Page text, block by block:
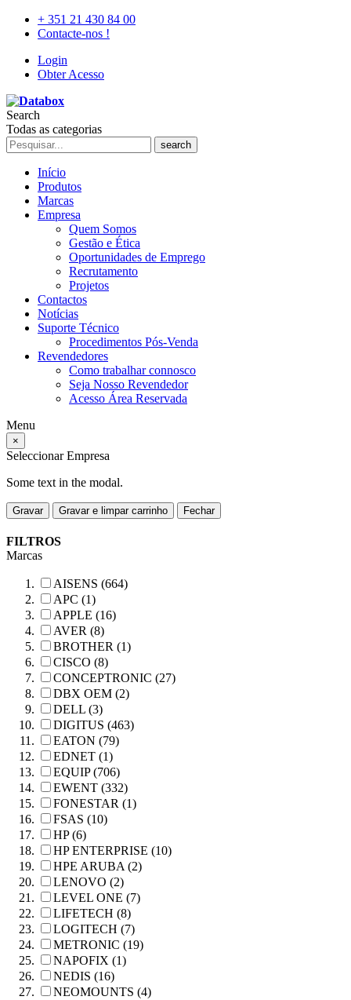
+ 351 21 430 84 00
Contacte-nos !
Login
Obter Acesso
Search
Todas as categorias
search
Início
Produtos
Marcas
Empresa
Quem Somos
Gestão e Ética
Oportunidades de Emprego
Recrutamento
Projetos
Contactos
Notícias
Suporte Técnico
Procedimentos Pós-Venda
Revendedores
Como trabalhar connosco
Seja Nosso Revendedor
Acesso Área Reservada
Menu
×
Seleccionar Empresa
Some text in the modal.
Gravar Gravar e limpar carrinho Fechar
FILTROS
Marcas
AISENS (664)
APC (1)
APPLE (16)
AVER (8)
BROTHER (1)
CISCO (8)
CONCEPTRONIC (27)
DBX OEM (2)
DELL (3)
DIGITUS (463)
EATON (79)
EDNET (1)
EQUIP (706)
EWENT (332)
FONESTAR (1)
FSAS (10)
HP (6)
HP ENTERPRISE (10)
HPE ARUBA (2)
LENOVO (2)
LEVEL ONE (7)
LIFETECH (8)
LOGITECH (7)
METRONIC (19)
NAPOFIX (1)
NEDIS (16)
NEOMOUNTS (4)